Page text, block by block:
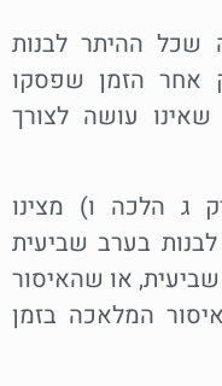
ההיתר לבנות
אחר הזמן שפסקו
עושה לצורך
ג הלכה ו) מצינו
בערב שביעית
או שהאיסור
המלאכה בזמן